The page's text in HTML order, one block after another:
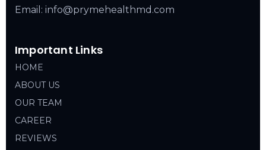
Email: info@prymehealthmd.com
Important Links
HOME
ABOUT US
OUR TEAM
CAREER
REVIEWS